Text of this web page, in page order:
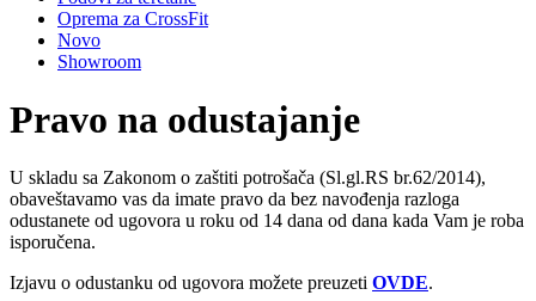
Oprema za CrossFit
Novo
Showroom
Pravo na odustajanje
U skladu sa Zakonom o zaštiti potrošača (Sl.gl.RS br.62/2014),
obaveštavamo vas da imate pravo da bez navođenja razloga
odustanete od ugovora u roku od 14 dana od dana kada Vam je roba
isporučena.
Izjavu o odustanku od ugovora možete preuzeti OVDE.